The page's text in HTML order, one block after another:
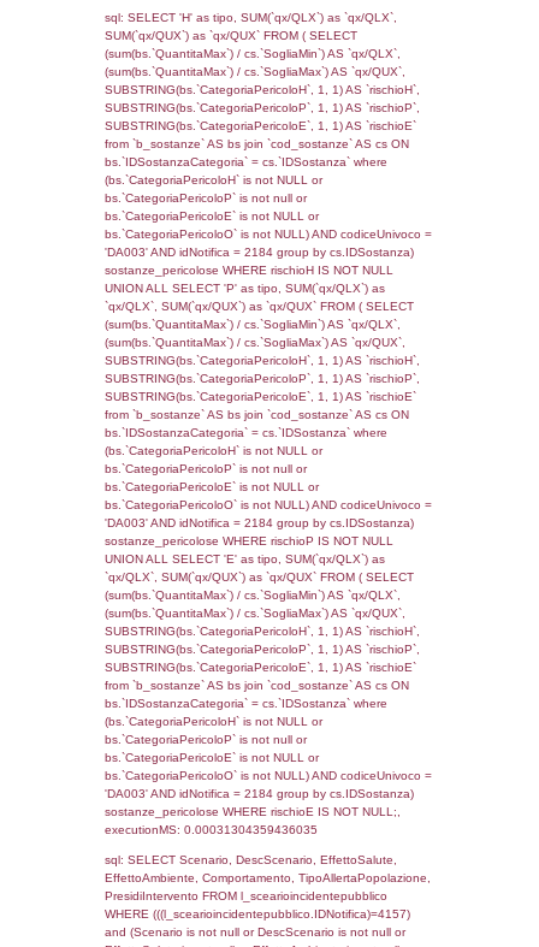
cod_territori_tipologia.IDTerritorioTP)
(((f_territori_limitrofi.IDNotifica)=4157) AND
((f_territori_limitrofi.IDTipoTerritorio)=6)),
0.06964898109436
sql: SELECT
reg_f_territori_limitrofi.Direzione,
reg_f_territori_limitrofi.Denominazione,
_limitrofi.DescAltro FROM
JOIN cod_territori_tipologia ON
(reg_f_territori_limitrofi.IDTipologiaTerritorio =
cod_territori_tipologia.IDTipologiaTerritorio)
(reg_f_territori_limitrofi.IDTipoTerritorio =
cod_territori_tipologia.IDTerritorioTP)
0.019415140151978
sql: SELECT f_territori_limitrofi.Distanza,
f_territori_limitrofi.Direzione,
f_territori_limitrofi.Denominazione,
rofi.DescAltro FROM f_territori_limitrofi
cod_territori_tipologia ON
(f_territori_limitrofi.IDTipologiaTerritorio =
cod_territori_tipologia.IDTipologiaTerritorio)
(f_territori_limitrofi.IDTipoTerritorio =
cod_territori_tipologia.IDTerritorioTP)
(((f_territori_limitrofi.IDNotifica)=4157) AND
((f_territori_limitrofi.IDTipoTerritorio)=7)),
0.068127870559692
sql: SELECT
reg_f_territori_limitrofi.Direzione,